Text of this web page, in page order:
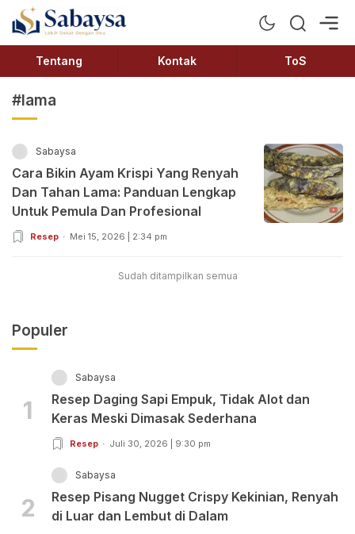
Sabaysa
Lebih Dekat Dengan Ilmu
Tentang Kontak ToS
#lama
Sabaysa
Cara Bikin Ayam Krispi Yang Renyah
Dan Tahan Lama: Panduan Lengkap
Untuk Pemula Dan Profesional
Resep Mei 15, 2026 | 2:34 pm
Sudah ditampilkan semua
Populer
1
Sabaysa
Resep Daging Sapi Empuk, Tidak Alot dan
Keras Meski Dimasak Sederhana
Resep Juli 30, 2026 | 9:30 pm
2
Sabaysa
Resep Pisang Nugget Crispy Kekinian, Renyah
di Luar dan Lembut di Dalam